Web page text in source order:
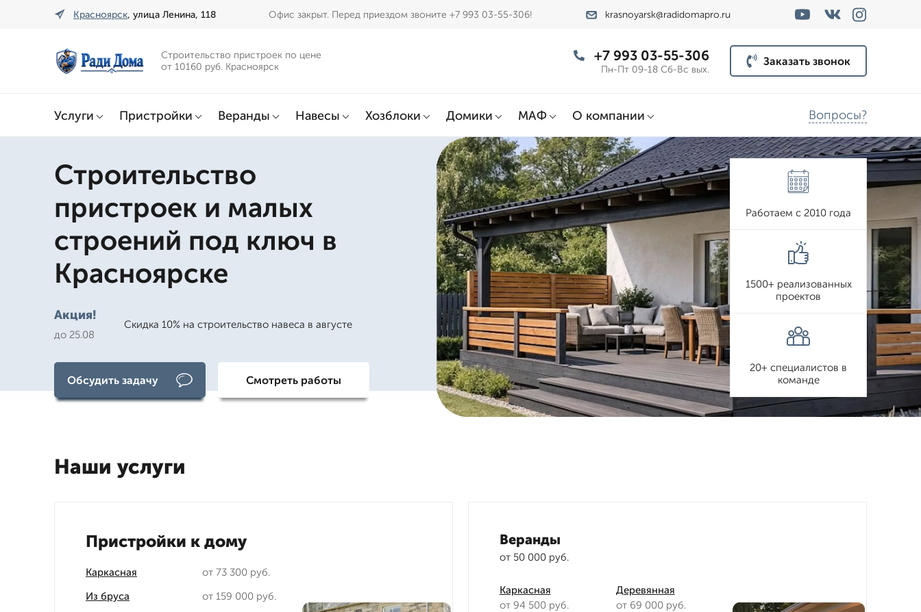
Красноярск, улица Ленина, 118 Офис закрыт. Перед приездом звоните +7 993 03-55-306! krasnoyarsk@radidomapro.ru
Строительство пристроек по цене
от 10160 руб. Красноярск
+7 993 03-55-306
Пн-Пт 09-18 Сб-Вс вых.
Заказать звонок
Услуги Пристройки Веранды Навесы Хозблоки Домики МАФ О компании Вопросы?
Строительство
пристроек и малых
строений под ключ в
Красноярске
Акция!
до 25.08
Скидка 10% на строительство навеса в августе
Обсудить задачу Смотреть работы
Работаем с 2010 года
1500+ реализованных
проектов
20+ специалистов в
команде
Наши услуги
Пристройки к дому
Каркасная
от 73 300 руб.
Из бруса
от 159 000 руб.
Веранды
от 50 000 руб.
Каркасная
от 94 500 руб.
Деревянная
от 69 000 руб.